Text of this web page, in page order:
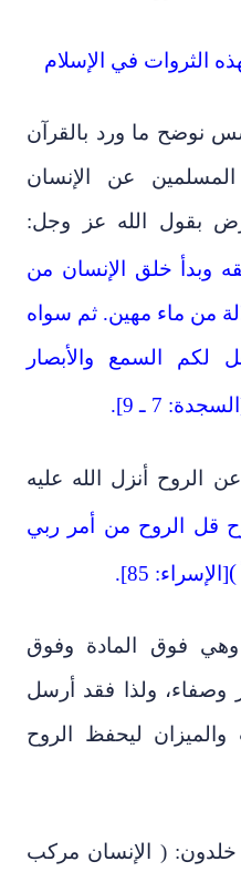
الثروات في الإسلام
نوضح ما ورد بالقرآن
عن الإنسان
بقول الله عز وجل:
وبدأ خلق الإنسان من
من ماء مهين. ثم سواه
السمع والأبصار
7 ـ 9].
الروح أنزل الله عليه
قل الروح من أمر ربي
([الإسراء: 85].
وهي فوق المادة وفوق
وصفاء، ولذا فقد أرسل
والميزان ليحفظ الروح
( الإنسان مركب